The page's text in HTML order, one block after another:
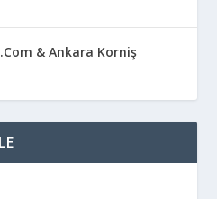
& Ankara Korniş